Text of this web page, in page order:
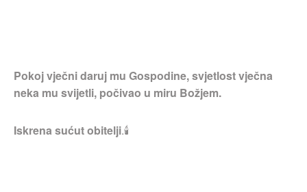
Pokoj vječni daruj mu Gospodine, svjetlost vječna
neka mu svijetli, počivao u miru Božjem.
Iskrena sućut obitelji.🕯